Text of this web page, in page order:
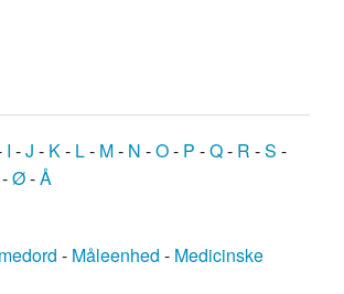
I -J - K- L- M- N -O- P -Q- R -S -
-Ø-Å
- Måleenhed - Medicinske